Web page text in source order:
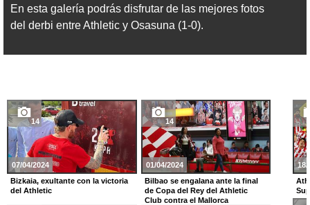
En esta galería podrás disfrutar de las mejores fotos
del derbi entre Athletic y Osasuna (1-0).
14
07/04/2024
Bizkaia, exultante con la victoria
del Athletic
14
01/04/2024
Bilbao se engalana ante la final
de Copa del Rey del Athletic
Club contra el Mallorca
18/